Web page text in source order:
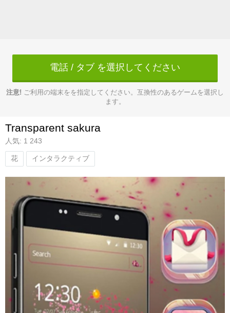
電話 / タブ を選択してください
注意! ご利用の端末をを指定してください。互換性のあるゲームを選択し
ます。
Transparent sakura
人気: 1 243
花 インタラクティブ